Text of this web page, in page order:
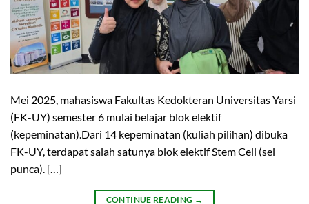
Mei 2025, mahasiswa Fakultas Kedokteran Universitas Yarsi
(FK-UY) semester 6 mulai belajar blok elektif
(kepeminatan).Dari 14 kepeminatan (kuliah pilihan) dibuka
FK-UY, terdapat salah satunya blok elektif Stem Cell (sel
punca). […]
CONTINUE READING →